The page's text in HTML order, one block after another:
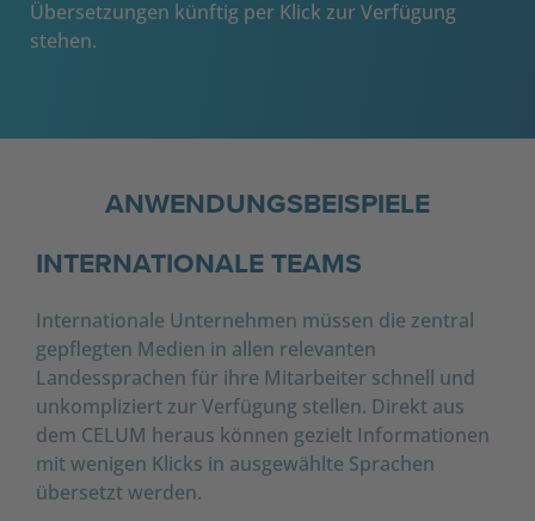
Übersetzungen künftig per Klick zur Verfügung
stehen.
ANWENDUNGSBEISPIELE
INTERNATIONALE TEAMS
Internationale Unternehmen müssen die zentral
gepflegten Medien in allen relevanten
Landessprachen für ihre Mitarbeiter schnell und
unkompliziert zur Verfügung stellen. Direkt aus
dem CELUM heraus können gezielt Informationen
mit wenigen Klicks in ausgewählte Sprachen
übersetzt werden.